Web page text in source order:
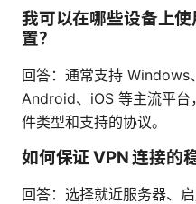
我可以在哪些设备上
置？
回答：通常支持 Windows
Android、iOS 等主流平台
件类型和支持的协议。
如何保证 VPN 连接的
回答：选择就近服务器、